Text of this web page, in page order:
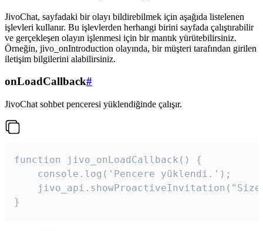
JivoChat, sayfadaki bir olayı bildirebilmek için aşağıda listelenen
işlevleri kullanır. Bu işlevlerden herhangi birini sayfada çalıştırabilir
ve gerçekleşen olayın işlenmesi için bir mantık yürütebilirsiniz.
Örneğin, jivo_onIntroduction olayında, bir müşteri tarafından girilen
iletişim bilgilerini alabilirsiniz.
onLoadCallback#
JivoChat sohbet penceresi yüklendiğinde çalışır.
function jivo_onLoadCallback() {
    console.log('Pencere yüklendi.');
}